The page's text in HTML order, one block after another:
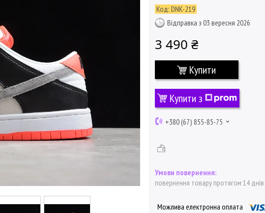
Код: DNK-219
Відправка з 03 вересня 2026
3 490 ₴
Купити
Купити з
+380 (67) 855-85-75
повернення товару протягом 14 днів